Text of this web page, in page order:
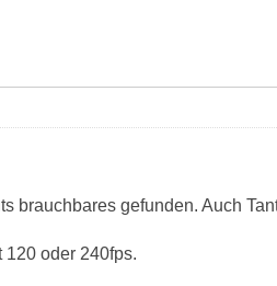
brauchbares gefunden. Auch
oder 240fps.